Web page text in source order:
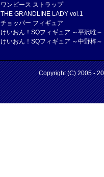
ワンピース ストラップ
THE GRANDLINE LADY vol.1
チョッパー フィギュア
けいおん！SQフィギュア ～平沢唯～
けいおん！SQフィギュア ～中野梓～
Copyright (C) 2005 -